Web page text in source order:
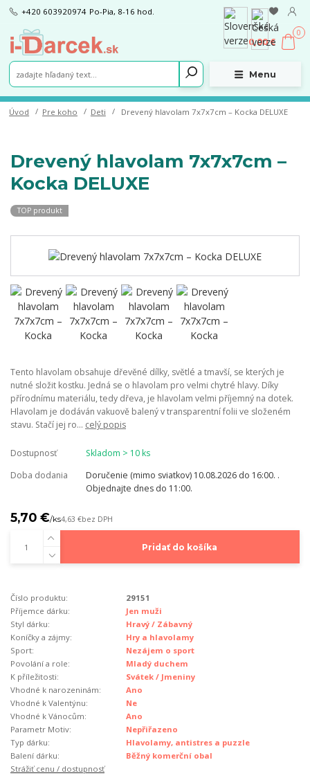
Menu
+420 603920974 Po-Pia, 8-16 hod.
0
0,00 €
Úvod Pre koho Deti Drevený hlavolam 7x7x7cm – Kocka DELUXE
Drevený hlavolam 7x7x7cm –
Kocka DELUXE
TOP produkt
Tento hlavolam obsahuje dřevěné dílky, světlé a tmavší, se kterých je
nutné složit kostku. Jedná se o hlavolam pro velmi chytré hlavy. Díky
přírodnímu materiálu, tedy dřeva, je hlavolam velmi příjemný na dotek.
Hlavolam je dodáván vakuově balený v transparentní folii ve složeném
stavu. Stačí jej ro... celý popis
Dostupnosť
Skladom > 10 ks
Doba dodania
Doručenie (mimo sviatkov) 10.08.2026 do 16:00. .
Objednajte dnes do 11:00.
5,70 €/ks4,63 €bez DPH
Pridať do košíka
Číslo produktu:
29151
Příjemce dárku:
Jen muži
Styl dárku:
Hravý / Zábavný
Koníčky a zájmy:
Hry a hlavolamy
Sport:
Nezájem o sport
Povolání a role:
Mladý duchem
K příležitosti:
Svátek / Jmeniny
Vhodné k narozeninám:
Ano
Vhodné k Valentýnu:
Ne
Vhodné k Vánocům:
Ano
Parametr Motiv:
Nepřiřazeno
Typ dárku:
Hlavolamy, antistres a puzzle
Balení dárku:
Běžný komerční obal
Strážiť cenu / dostupnosť